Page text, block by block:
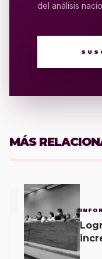
del análisis
MÁS